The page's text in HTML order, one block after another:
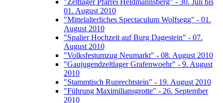
"Zeltlager Pfarrei Heldmannsberg" - 30. Juli bis
01. August 2010
"Mittelalterliches Spectaculum Wolfsegg" - 01.
August 2010
"Spalier Hochzeit auf Burg Dagestein" - 07.
August 2010
"Volksfestumzug Neumarkt" - 08. August 2010
"Gaujugendzeltlager Grafenwoehr" - 9. August
2010
"Stammtisch Ruprechtstein" - 19. August 2010
"Führung Maximiliansgrotte" - 26. September
2010